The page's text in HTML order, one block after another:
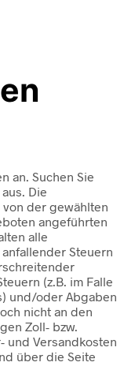
an. Suchen Sie
Die
der gewählten
angeführten
alle
Steuern
(z.B. im Falle
und/oder Abgaben
nicht an den
Zoll- bzw.
und Versandkosten
über die Seite